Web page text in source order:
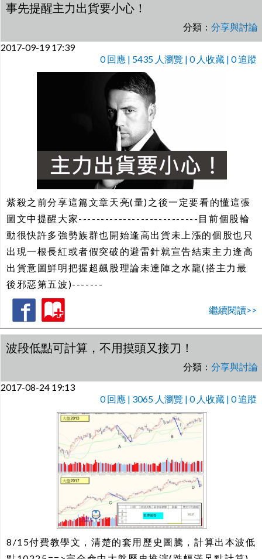
事先提醒主力出貨要小心！
分類： 分享與討論
2017-09-19 17:39
0回應 | 5435 人瀏覽 | 0 人收藏 | 0 追蹤
紫殺之前分享這篇文章天亮(量)之後一定要看的懂這張
圖文中提醒大家---------------------------目前個股輪
動很快許多強勢族群也開始逢高出貨未上漲的個股也只
出現一根長紅或者假突破的避雷針就宣告結束主力逢高
出貨意圖鮮明把握超飆股理論未達陣之水龍(搭主力最
後邪惡第五波)-------
繼續閱讀>>
波段低點可計算，不用摸頭又接刀！
分類： 分享與討論
2017-08-24 19:13
0回應 | 3065 人瀏覽 | 0 人收藏 | 0 追蹤
8/15付費教學文，清楚的套用歷史圖騰，計算出本波低